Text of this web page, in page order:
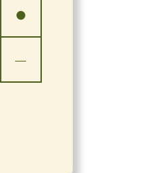
●
―